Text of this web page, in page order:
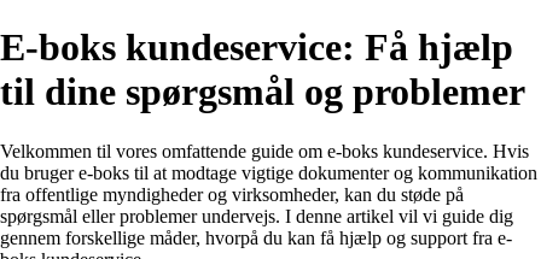
E-boks kundeservice: Få hjælp
til dine spørgsmål og problemer
Velkommen til vores omfattende guide om e-boks kundeservice. Hvis
du bruger e-boks til at modtage vigtige dokumenter og kommunikation
fra offentlige myndigheder og virksomheder, kan du støde på
spørgsmål eller problemer undervejs. I denne artikel vil vi guide dig
gennem forskellige måder, hvorpå du kan få hjælp og support fra e-